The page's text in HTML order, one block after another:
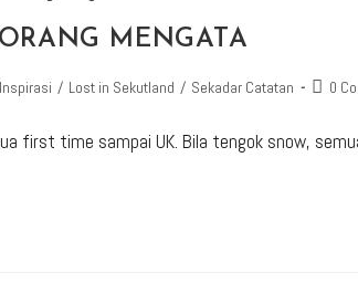
MENGATA
Inspirasi / Lost in Sekutland / Sekadar Catatan 0
first time sampai UK. Bila tengok snow,